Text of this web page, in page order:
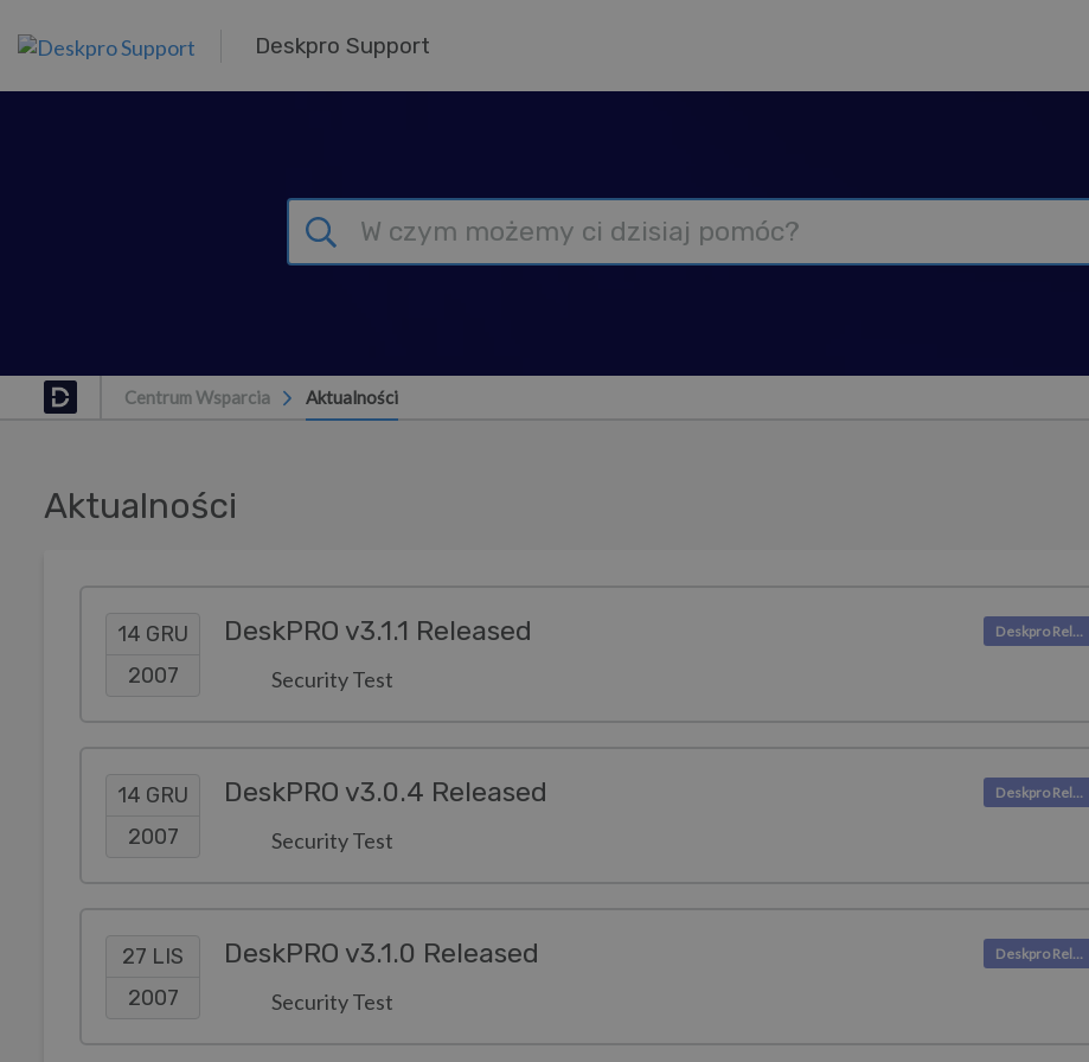
Deskpro Support
Centrum Wsparcia Aktualności
Aktualności
14 GRU
2007
DeskPRO v3.1.1 Released
Security Test
Deskpro Releases
14 GRU
2007
DeskPRO v3.0.4 Released
Security Test
Deskpro Releases
27 LIS
2007
DeskPRO v3.1.0 Released
Security Test
Deskpro Releases